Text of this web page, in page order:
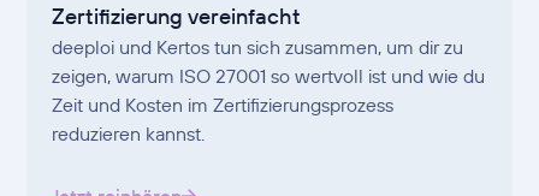
Zertifizierung vereinfacht
deeploi und Kertos tun sich zusammen, um dir zu
zeigen, warum ISO 27001 so wertvoll ist und wie du
Zeit und Kosten im Zertifizierungsprozess
reduzieren kannst.